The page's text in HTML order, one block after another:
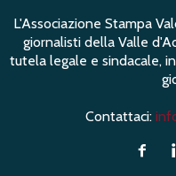
L'Associazione Stampa
giornalisti della Valle
tutela legale e sindacale,
Contattaci: